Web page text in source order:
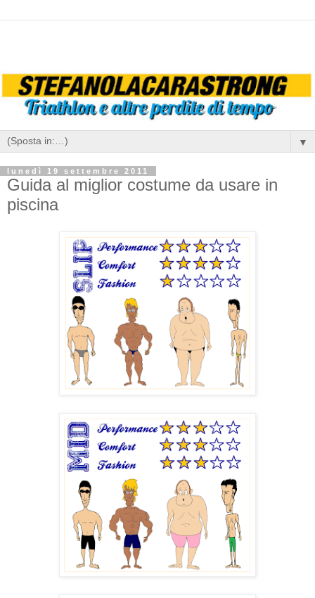
▼
lunedì 19 settembre 2011
Guida al miglior costume da usare in
piscina